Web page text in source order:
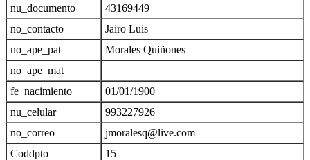
nu_documento
43169449
no_contacto
Jairo Luis
no_ape_pat
Morales Quiñones
no_ape_mat
fe_nacimiento
01/01/1900
nu_celular
993227926
no_correo
jmoralesq@live.com
Coddpto
15